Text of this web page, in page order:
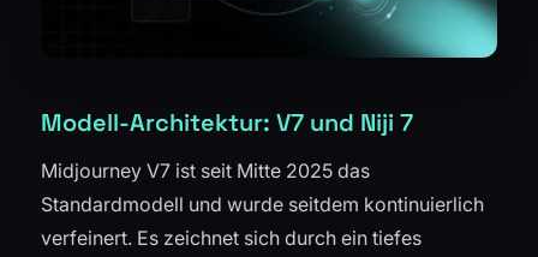
Modell-Architektur: V7 und Niji 7
Midjourney V7 ist seit Mitte 2025 das
Standardmodell und wurde seitdem kontinuierlich
verfeinert. Es zeichnet sich durch ein tiefes